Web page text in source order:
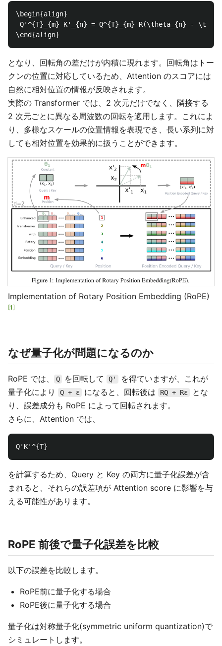
\begin{align}
Q'^{T}_{m} K'_{n} = Q^{T}_{m} R(\theta_{n} -
となり、回転角の差だけが内積に現れます。回転角はトー
クンの位置に対応しているため、Attention のスコアには
自然に相対位置の情報が反映されます。
実際の Transformer では、2 次元だけでなく、隣接する
2 次元ごとに異なる周波数の回転を適用します。これによ
り、多様なスケールの位置情報を表現でき、長い系列に対
しても相対位置を効果的に扱うことができます。
Implementation of Rotary Position Embedding (RoPE)
1
なぜ量子化が問題になるのか
RoPE では、 Q を回転して Q'
を得ていますが、これが
量子化により
Q + ε になると、回転後は RQ + Rε
とな
り、誤差成分も RoPE によって回転されます。
さらに、Attention では、
を計算するため、Query と Key の両方に量子化誤差が含
まれると、それらの誤差項が Attention score に影響を与
える可能性があります。
RoPE 前後で量子化誤差を比較
以下の誤差を比較します。
RoPE前に量子化する場合
RoPE後に量子化する場合
量子化は対称量子化(symmetric uniform quantization)で
シミュレートします。